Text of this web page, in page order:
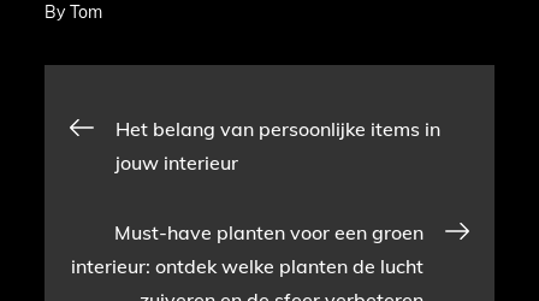
ByTom
Bericht
navigatie
Het belang van persoonlijke items in
jouw interieur
Must-have planten voor een groen
interieur: ontdek welke planten de lucht